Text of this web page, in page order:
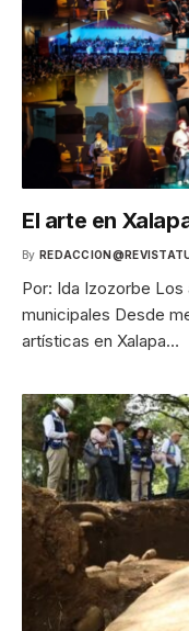
El arte en
By
Por: Ida Izozorbe
municipales Desde
artísticas en Xalapa…